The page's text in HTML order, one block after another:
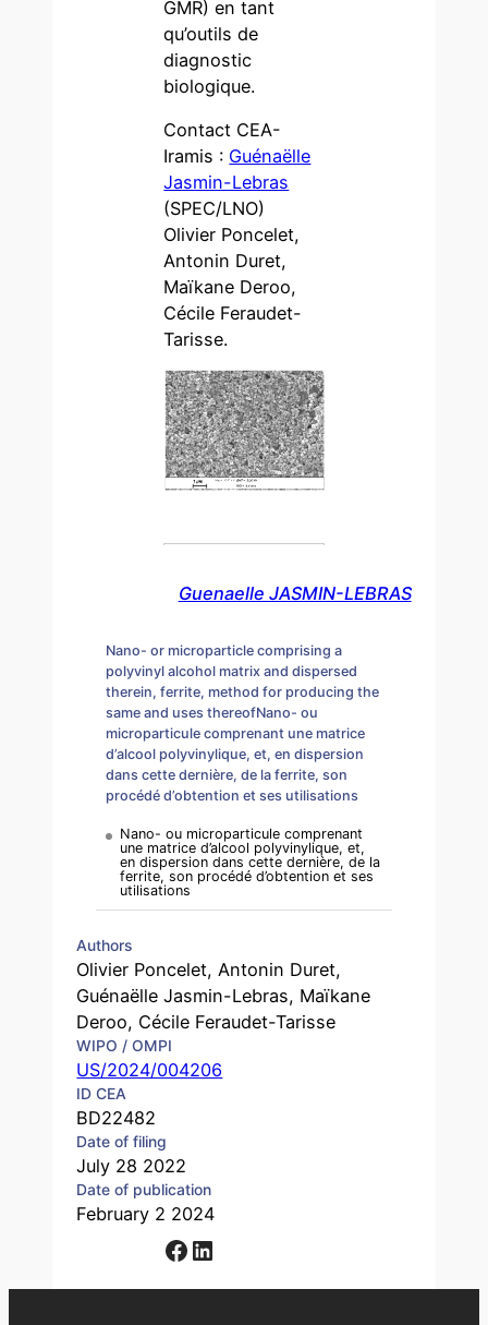
Nano- or microparticle comprising a
polyvinyl alcohol matrix and dispersed
therein, ferrite, method for producing the
same and uses thereofNano- ou
microparticule comprenant une matrice
d’alcool polyvinylique, et, en dispersion
dans cette dernière, de la ferrite, son
procédé d’obtention et ses utilisations
Nano- ou microparticule comprenant
une matrice d’alcool polyvinylique, et,
en dispersion dans cette dernière, de la
ferrite, son procédé d’obtention et ses
utilisations
Authors
Olivier Poncelet, Antonin Duret,
Guénaëlle Jasmin-Lebras, Maïkane
Deroo, Cécile Feraudet-Tarisse
WIPO / OMPI
US/2024/004206
ID CEA
BD22482
Date of filing
July 28 2022
Date of publication
February 2 2024
Facebook LinkedIn
GMR) en tant
qu’outils de
diagnostic
biologique.
Contact CEA-
Iramis : Guénaëlle
Jasmin-Lebras
(SPEC/LNO)
Olivier Poncelet,
Antonin Duret,
Maïkane Deroo,
Cécile Feraudet-
Tarisse.
Guenaelle JASMIN-LEBRAS